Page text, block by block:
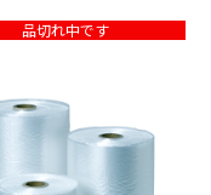
品切れ中です